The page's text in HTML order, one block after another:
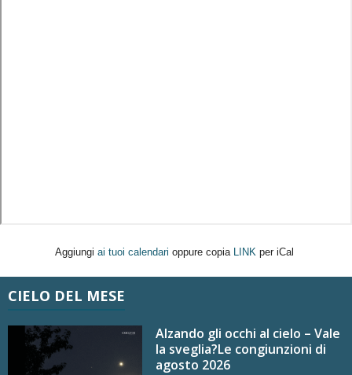
Aggiungi ai tuoi calendari oppure copia LINK per iCal
CIELO DEL MESE
Alzando gli occhi al cielo – Vale
la sveglia?Le congiunzioni di
agosto 2026